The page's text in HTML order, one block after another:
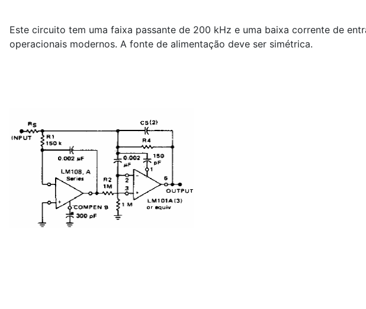
Este circuito tem uma faixa passante de 200 kHz e uma baixa corrente de
operacionais modernos. A fonte de alimentação deve ser simétrica.